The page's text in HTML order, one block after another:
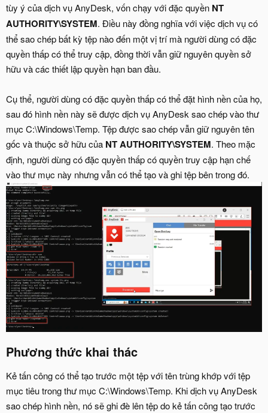
tùy ý của dịch vụ AnyDesk, vốn chạy với đặc quyền NT
AUTHORITY\SYSTEM. Điều này đồng nghĩa với việc dịch vụ có
thể sao chép bất kỳ tệp nào đến một vị trí mà người dùng có đặc
quyền thấp có thể truy cập, đồng thời vẫn giữ nguyên quyền sở
hữu và các thiết lập quyền hạn ban đầu.
Cụ thể, người dùng có đặc quyền thấp có thể đặt hình nền của họ,
sau đó hình nền này sẽ được dịch vụ AnyDesk sao chép vào thư
mục C:\Windows\Temp. Tệp được sao chép vẫn giữ nguyên tên
gốc và thuộc sở hữu của NT AUTHORITY\SYSTEM. Theo mặc
định, người dùng có đặc quyền thấp có quyền truy cập hạn chế
vào thư mục này nhưng vẫn có thể tạo và ghi tệp bên trong đó.
Phương thức khai thác
Kẻ tấn công có thể tạo trước một tệp với tên trùng khớp với tệp
mục tiêu trong thư mục C:\Windows\Temp. Khi dịch vụ AnyDesk
sao chép hình nền, nó sẽ ghi đè lên tệp do kẻ tấn công tạo trước